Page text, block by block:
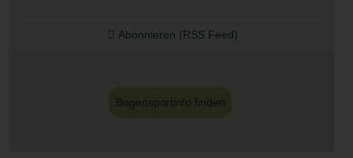
Abonnieren (RSS Feed)
Bogensportinfo finden